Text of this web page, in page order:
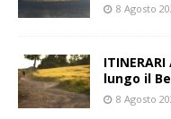
8 Agosto
lungo il
8 Agosto